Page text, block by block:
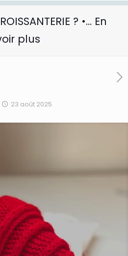
? •… En
plus
23 août 2025